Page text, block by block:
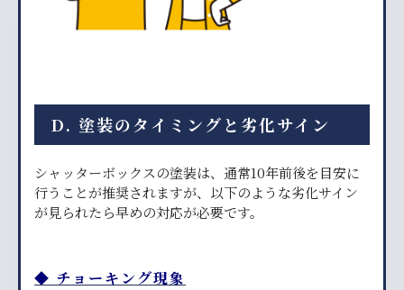
D. 塗装のタイミングと劣化サイン
シャッターボックスの塗装は、通常10年前後を目安に
行うことが推奨されますが、以下のような劣化サイン
が見られたら早めの対応が必要です。
◆ チョーキング現象